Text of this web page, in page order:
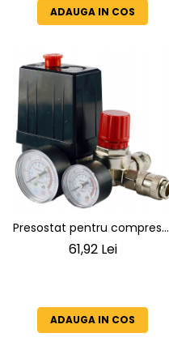
ADAUGA IN COS
Presostat pentru compresor
230V
61,92 Lei
ADAUGA IN COS